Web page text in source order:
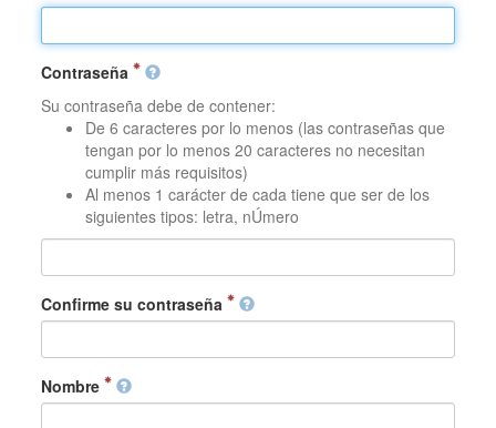
Contraseña
Su contraseña debe de contener:
De 6 caracteres por lo menos (las contraseñas que
tengan por lo menos 20 caracteres no necesitan
cumplir más requisitos)
Al menos 1 carácter de cada tiene que ser de los
siguientes tipos: letra, nÚmero
Confirme su contraseña
Nombre